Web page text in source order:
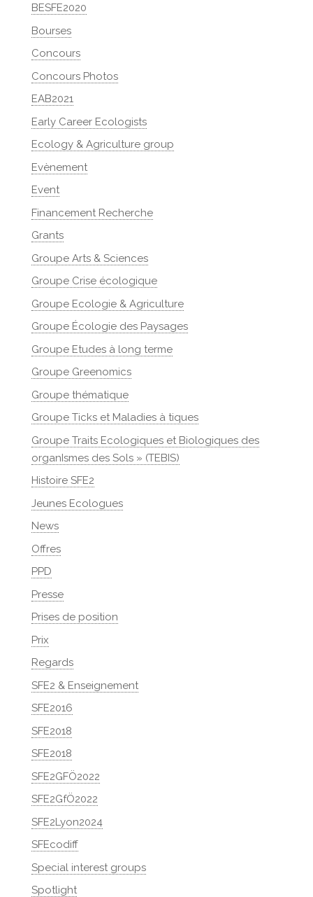
BESFE2020
Bourses
Concours
Concours Photos
EAB2021
Early Career Ecologists
Ecology & Agriculture group
Evènement
Event
Financement Recherche
Grants
Groupe Arts & Sciences
Groupe Crise écologique
Groupe Ecologie & Agriculture
Groupe Écologie des Paysages
Groupe Etudes à long terme
Groupe Greenomics
Groupe thématique
Groupe Ticks et Maladies à tiques
Groupe Traits Ecologiques et Biologiques des
organIsmes des Sols » (TEBIS)
Histoire SFE2
Jeunes Ecologues
News
Offres
PPD
Presse
Prises de position
Prix
Regards
SFE2 & Enseignement
SFE2016
SFE2018
SFE2018
SFE2GFÖ2022
SFE2GfÖ2022
SFE2Lyon2024
SFEcodiff
Special interest groups
Spotlight